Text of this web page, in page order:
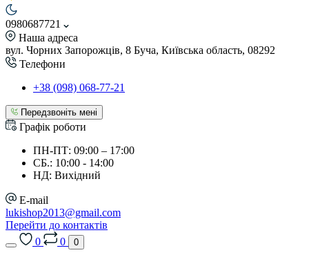
0980687721
Наша адреса
вул. Чорних Запорожців, 8 Буча, Київська область, 08292
Телефони
+38 (098) 068-77-21
Передзвоніть мені
Графік роботи
ПН-ПТ: 09:00 – 17:00
СБ.: 10:00 - 14:00
НД: Вихідний
E-mail
lukishop2013@gmail.com
Перейти до контактів
0
0 0